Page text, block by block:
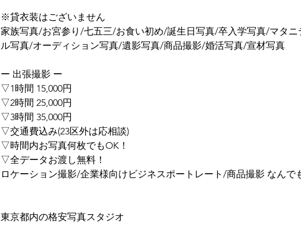
※貸衣装はございません
家族写真/お宮参り/七五三/お食い初め/誕生日写真/卒入学写真/マタ
ル写真/オーディション写真/遺影写真/商品撮影/婚活写真/宣材写真
ー 出張撮影 ー
▽1時間 15,000円
▽2時間 25,000円
▽3時間 35,000円
▽交通費込み(23区外は応相談)
▽時間内お写真何枚でもOK！
▽全データお渡し無料！
ロケーション撮影/企業様向けビジネスポートレート/商品撮影 なんで
東京都内の格安写真スタジオ